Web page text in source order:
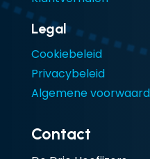
Legal
Cookiebeleid
Privacybeleid
Algemene
Contact